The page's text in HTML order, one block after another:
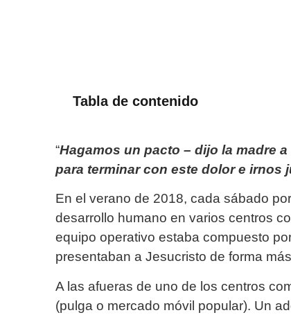
Tabla de contenido
“Hagamos un pacto – dijo la madre
para terminar con este dolor e irnos
En el verano de 2018, cada sábado
desarrollo humano en varios centros
equipo operativo estaba compuesto
presentaban a Jesucristo de forma
A las afueras de uno de los centros
(pulga o mercado móvil popular). Un